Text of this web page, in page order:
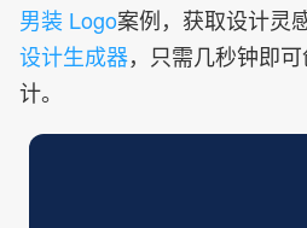
LOGO模
男装 Logo案例，获取设计灵
设计生成器，只需几秒钟即
计。